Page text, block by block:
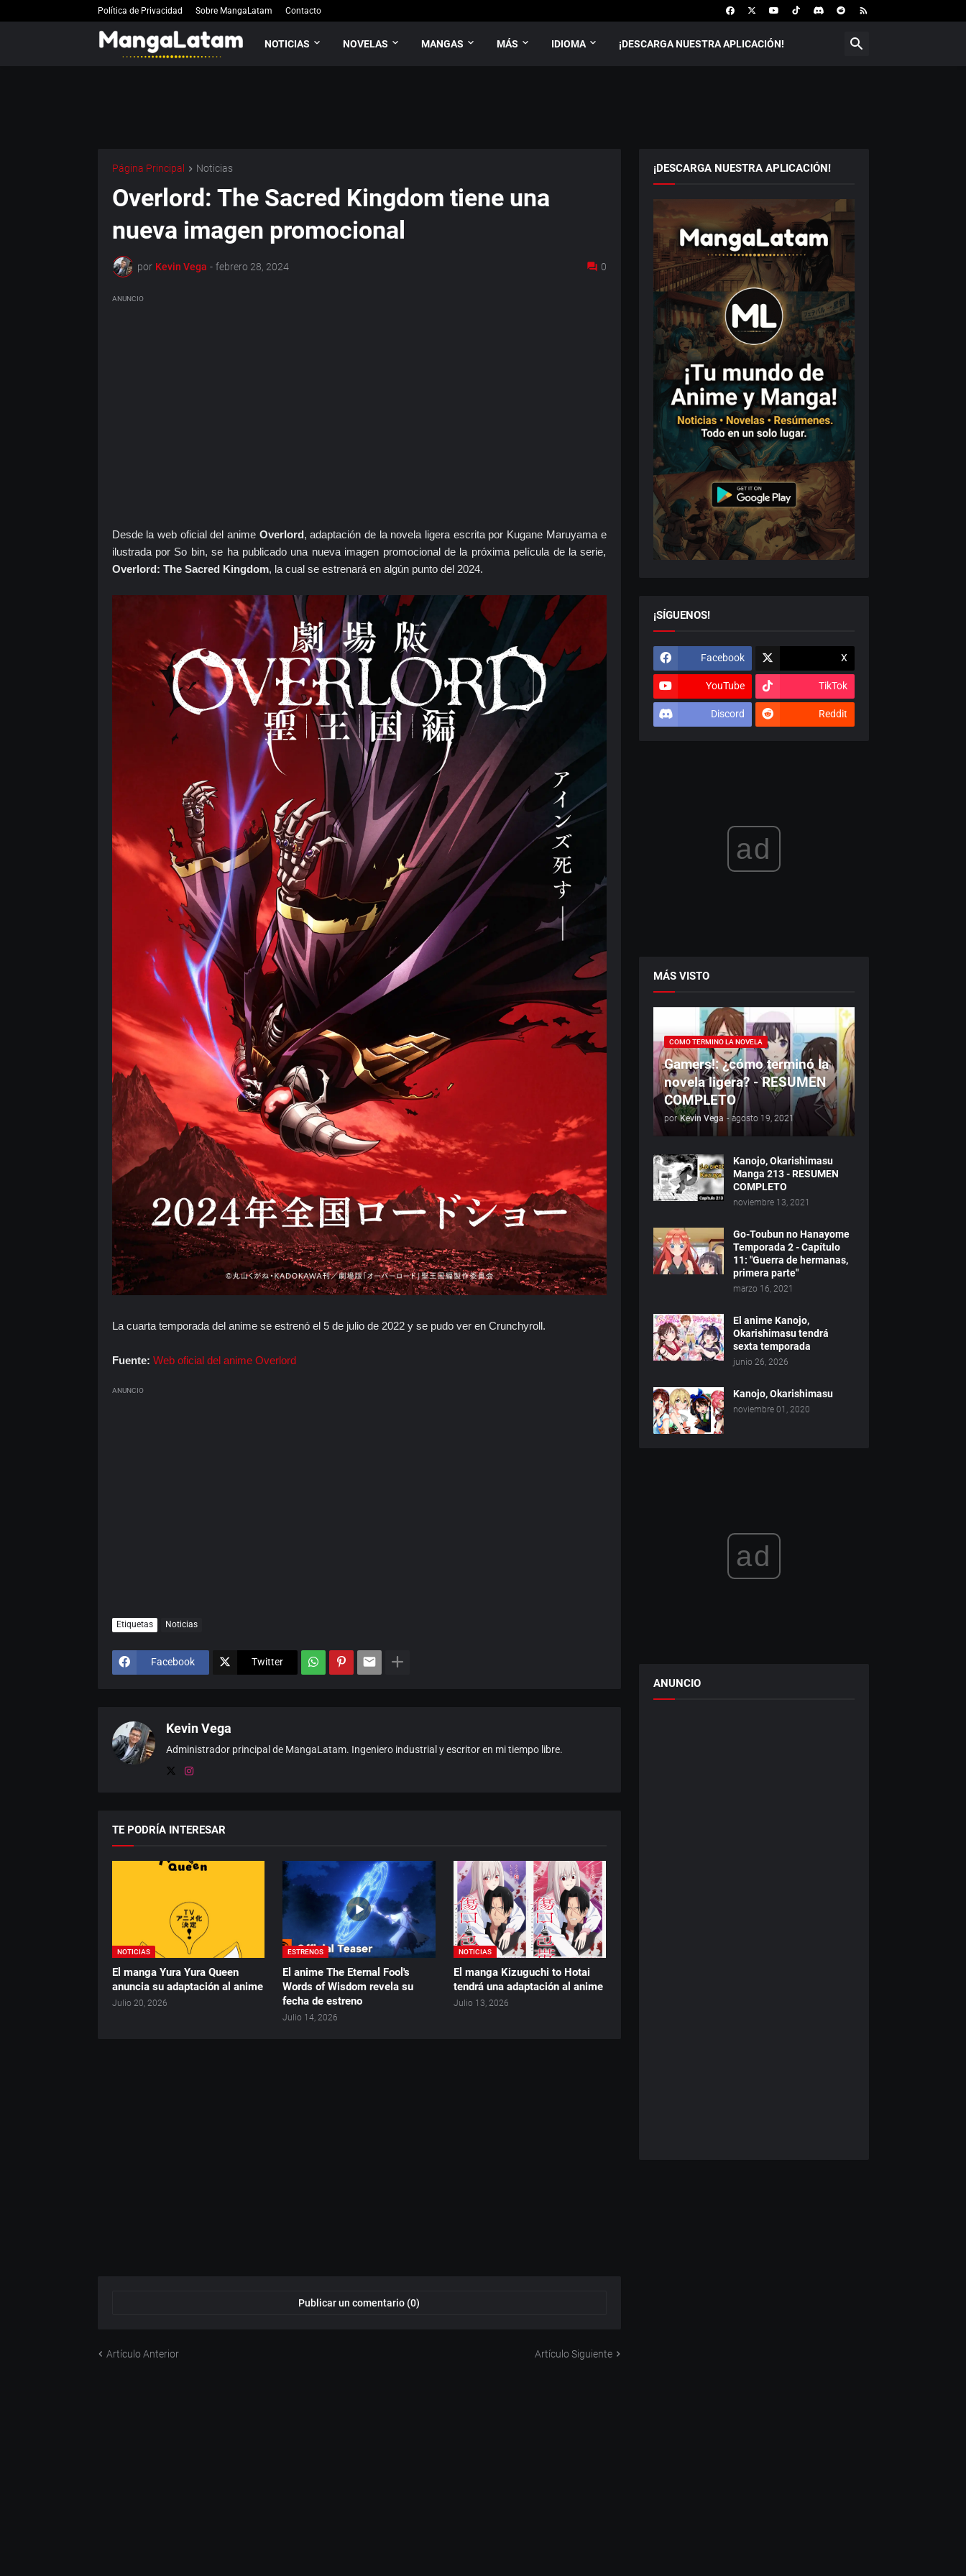
Política de Privacidad Sobre MangaLatam Contacto
NOTICIAS NOVELAS MANGAS MÁS IDIOMA ¡DESCARGA NUESTRA APLICACIÓN!
Página Principal Noticias
Overlord: The Sacred Kingdom tiene una
nueva imagen promocional
por Kevin Vega - febrero 28, 2024 0
ANUNCIO
Desde la web oficial del anime Overlord, adaptación de la novela ligera escrita por Kugane Maruyama e
ilustrada por So bin, se ha publicado una nueva imagen promocional de la próxima película de la serie,
Overlord: The Sacred Kingdom, la cual se estrenará en algún punto del 2024.
La cuarta temporada del anime se estrenó el 5 de julio de 2022 y se pudo ver en Crunchyroll.
Fuente: Web oficial del anime Overlord
ANUNCIO
Etiquetas Noticias
Facebook Twitter
Kevin Vega
Administrador principal de MangaLatam. Ingeniero industrial y escritor en mi tiempo libre.
TE PODRÍA INTERESAR
NOTICIAS
El manga Yura Yura Queen
anuncia su adaptación al anime
Julio 20, 2026
ESTRENOS
El anime The Eternal Fool's
Words of Wisdom revela su
fecha de estreno
Julio 14, 2026
NOTICIAS
El manga Kizuguchi to Hotai
tendrá una adaptación al anime
Julio 13, 2026
Publicar un comentario (0)
Artículo Anterior Artículo Siguiente
¡DESCARGA NUESTRA APLICACIÓN!
¡SÍGUENOS!
Facebook X
YouTube TikTok
Discord Reddit
ad
MÁS VISTO
COMO TERMINO LA NOVELA
Gamers!: ¿cómo terminó la
novela ligera? - RESUMEN
COMPLETO
por Kevin Vega - agosto 19, 2021
Kanojo, Okarishimasu
Manga 213 - RESUMEN
COMPLETO
noviembre 13, 2021
Go-Toubun no Hanayome
Temporada 2 - Capítulo
11: "Guerra de hermanas,
primera parte"
marzo 16, 2021
El anime Kanojo,
Okarishimasu tendrá
sexta temporada
junio 26, 2026
Kanojo, Okarishimasu
noviembre 01, 2020
ad
ANUNCIO